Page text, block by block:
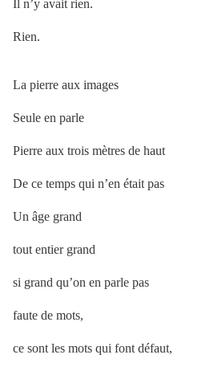
Il n’y avait rien.
Rien.
La pierre aux images
Seule en parle
Pierre aux trois mètres de haut
De ce temps qui n’en était pas
Un âge grand
tout entier grand
si grand qu’on en parle pas
faute de mots,
ce sont les mots qui font défaut,